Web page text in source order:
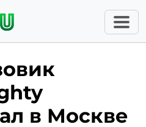
в Москве